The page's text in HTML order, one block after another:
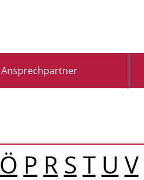
Ansprechpartner
Ö P R S T U V